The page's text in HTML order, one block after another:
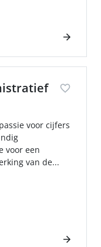
voor cijfers
voor een
van de...